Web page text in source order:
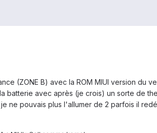
(ZONE B) avec la ROM MIUI version du
batterie avec après (je crois) un sorte de
ne pouvais plus l'allumer de 2 parfois il